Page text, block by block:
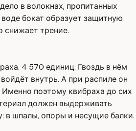
в волокнах, пропитанных
бокат образует защитную
снижает трение.
4 570 единиц. Гвоздь в нём
внутрь. А при распиле он
Именно поэтому квибраха до сих
должен выдерживать
в шпалы, опоры и несущие балки.